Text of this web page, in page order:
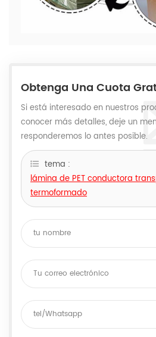
Obtenga Una Cuota
Si está interesado en nuestros
conocer más detalles, deje un
responderemos lo antes posible.
tema :
lámina de PET conductora
termoformado